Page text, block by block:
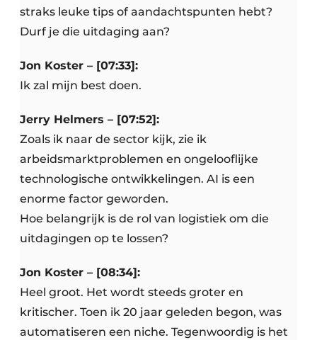
straks leuke tips of aandachtspunten hebt?
Durf je die uitdaging aan?
Jon Koster – [07:33]:
Ik zal mijn best doen.
Jerry Helmers – [07:52]:
Zoals ik naar de sector kijk, zie ik
arbeidsmarktproblemen en ongelooflijke
technologische ontwikkelingen. AI is een
enorme factor geworden.
Hoe belangrijk is de rol van logistiek om die
uitdagingen op te lossen?
Jon Koster – [08:34]:
Heel groot. Het wordt steeds groter en
kritischer. Toen ik 20 jaar geleden begon, was
automatiseren een niche. Tegenwoordig is het